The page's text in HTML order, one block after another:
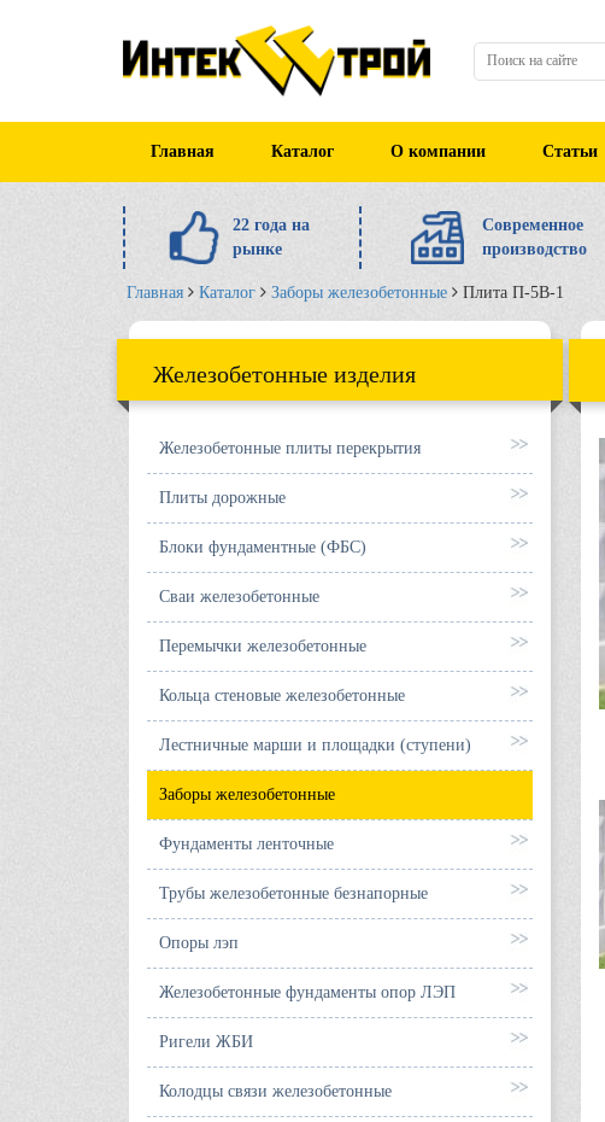
Главная Каталог О компании Статьи
22 года на
рынке
Современное
производство
Главная Каталог Заборы железобетонные Плита П-5В-1
Железобетонные изделия
Железобетонные плиты перекрытия
Плиты дорожные
Блоки фундаментные (ФБС)
Сваи железобетонные
Перемычки железобетонные
Кольца стеновые железобетонные
Лестничные марши и площадки (ступени)
Заборы железобетонные
Фундаменты ленточные
Трубы железобетонные безнапорные
Опоры лэп
Железобетонные фундаменты опор ЛЭП
Ригели ЖБИ
Колодцы связи железобетонные